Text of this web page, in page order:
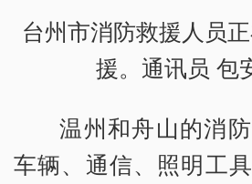
台州市消防救援人员
援。通讯员 包
温州和舟山的消
车辆、通信、照明工具